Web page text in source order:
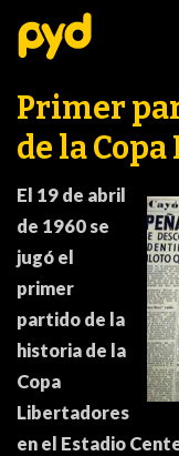
BASKETBALL
FUTSAL
Primer
de la
El 19 de abril
de 1960 se
jugó el
primer
partido de la
historia de la
Copa
Libertadores
en el Estadio